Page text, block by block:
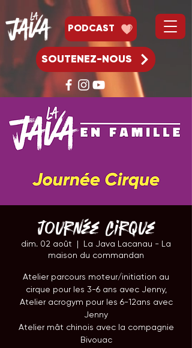
PODCAST
SOUTENEZ-NOUS
Journée Cirque
dim. 02 août
La Java Lacanau - La
maison du commandan
Atelier parcours moteur/initiation au
cirque pour les 3-6 ans avec Jenny,
Atelier acrogym pour les 6-12ans avec
Jenny
Atelier mât chinois avec la compagnie
Bivouac